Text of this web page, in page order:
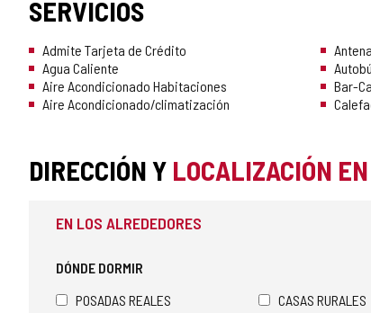
SERVICIOS
Admite Tarjeta de Crédito
Agua Caliente
Aire Acondicionado Habitaciones
Aire Acondicionado/climatización
Bar-
DIRECCIÓN Y LOCALIZACIÓN
EN LOS ALREDEDORES
DÓNDE DORMIR
POSADAS REALES
CASAS RURALES